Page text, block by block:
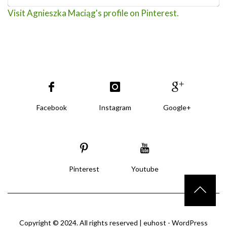
Visit Agnieszka Maciąg's profile on Pinterest.
Facebook Instagram Google+
Pinterest Youtube
Copyright © 2024. All rights reserved | euhost - WordPress